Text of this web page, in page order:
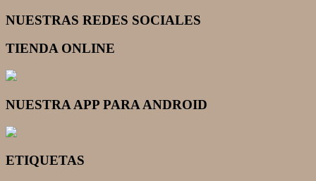
NUESTRAS REDES SOCIALES
TIENDA ONLINE
NUESTRA APP PARA ANDROID
ETIQUETAS